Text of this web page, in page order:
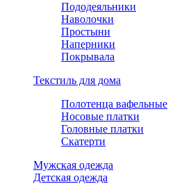
Пододеяльники
Наволочки
Простыни
Наперники
Покрывала
Текстиль для дома
Полотенца вафельные
Носовые платки
Головные платки
Скатерти
Мужская одежда
Детская одежда